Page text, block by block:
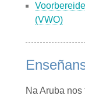
(VWO)
Na Aruba